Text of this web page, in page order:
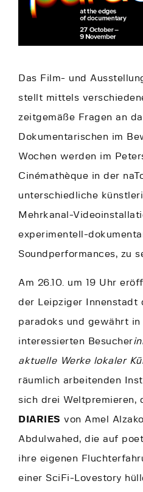
Das Film- und
stellt mittels
zeitgemäße Fragen an
Dokumentarischen im
Wochen werden im
Cinémathèque in der
unterschiedliche
Mehrkanal-
experimentell-
Soundperformances, zu
Am 26.10. um 19 Uhr
der Leipziger Innenstadt
paradoks und gewährt
interessierten Besucher
aktuelle Werke lokaler
räumlich arbeitenden
sich drei Weltpremieren,
DIARIES von Amel
Abdulwahed, die auf
ihre eigenen
einer SciFi-Lovestory